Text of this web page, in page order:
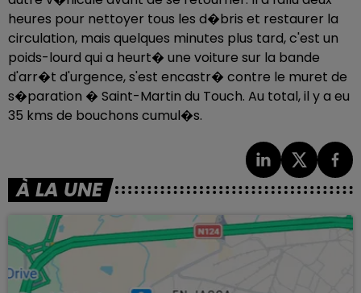
heures pour nettoyer tous les d�bris et restaurer la
circulation, mais quelques minutes plus tard, c'est un
poids-lourd qui a heurt� une voiture sur la bande
d'arr�t d'urgence, s'est encastr� contre le muret de
s�paration � Saint-Martin du Touch. Au total, il y a eu
35 kms de bouchons cumul�s.
À LA UNE